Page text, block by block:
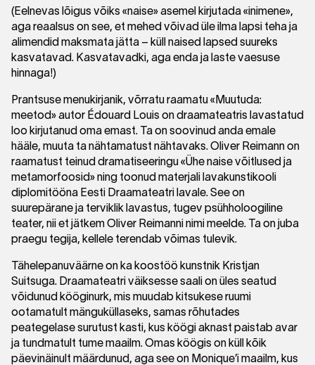
(Eelnevas lõigus võiks «naise» asemel kirjutada «inimene»,
aga reaalsus on see, et mehed võivad üle ilma lapsi teha ja
alimendid maksmata jätta – küll naised lapsed suureks
kasvatavad. Kasvatavadki, aga enda ja laste vaesuse
hinnaga!)
Prantsuse menukirjanik, võrratu raamatu «Muutuda:
meetod» autor Édouard Louis on draamateatris lavastatud
loo kirjutanud oma emast. Ta on soovinud anda emale
hääle, muuta ta nähtamatust nähtavaks. Oliver Reimann on
raamatust teinud dramatiseeringu «Ühe naise võitlused ja
metamorfoosid» ning toonud materjali lavakunstikooli
diplomitööna Eesti Draamateatri lavale. See on
suurepärane ja terviklik lavastus, tugev psühholoogiline
teater, nii et jätkem Oliver Reimanni nimi meelde. Ta on juba
praegu tegija, kellele terendab võimas tulevik.
Tähelepanuväärne on ka koostöö kunstnik Kristjan
Suitsuga. Draamateatri väiksesse saali on üles seatud
võidunud kööginurk, mis muudab kitsukese ruumi
ootamatult mänguküllaseks, samas rõhutades
peategelase surutust kasti, kus köögi aknast paistab avar
ja tundmatult tume maailm. Omas köögis on küll kõik
päevinäinult määrdunud, aga see on Monique’i maailm, kus